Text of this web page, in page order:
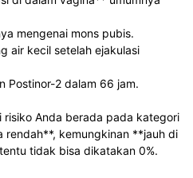
mengenai mons pubis.
air kecil setelah ejakulasi
Postinor-2 dalam 66 jam.
risiko Anda berada pada kategori
rendah**, kemungkinan **jauh di
tidak bisa dikatakan 0%.